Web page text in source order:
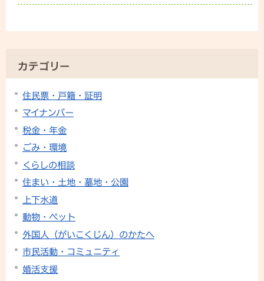
カテゴリー
住民票・戸籍・証明
マイナンバー
税金・年金
ごみ・環境
くらしの相談
住まい・土地・墓地・公園
上下水道
動物・ペット
外国人（がいこくじん）のかたへ
市民活動・コミュニティ
婚活支援